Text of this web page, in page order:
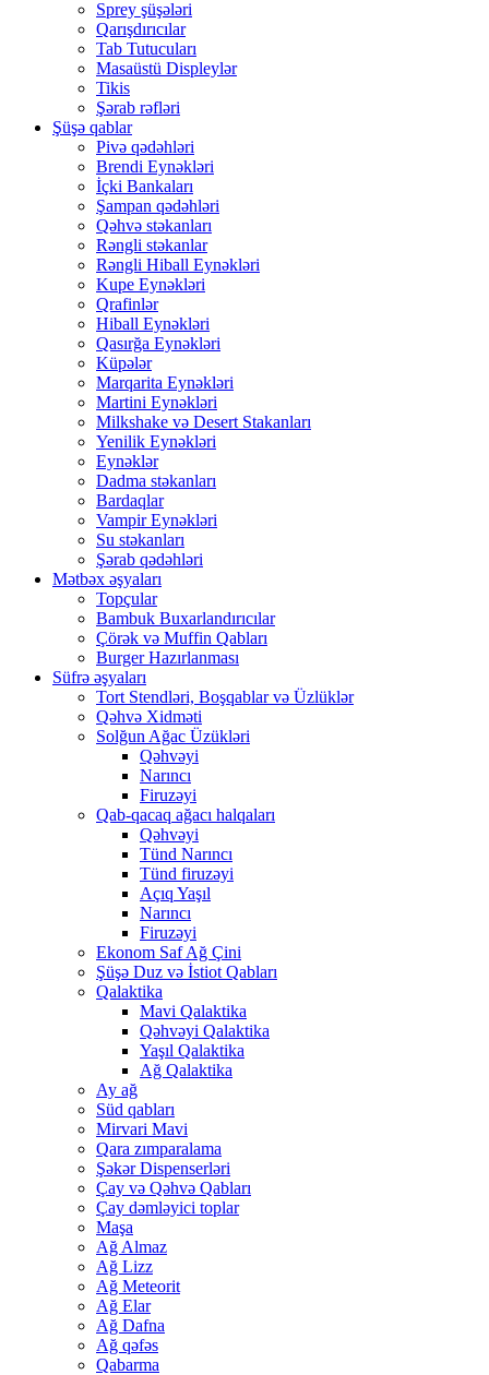
Sprey şüşələri
Qarışdırıcılar
Tab Tutucuları
Masaüstü Displeylər
Tikis
Şərab rəfləri
Şüşə qablar
Pivə qədəhləri
Brendi Eynəkləri
İçki Bankaları
Şampan qədəhləri
Qəhvə stəkanları
Rəngli stəkanlar
Rəngli Hiball Eynəkləri
Kupe Eynəkləri
Qrafinlər
Hiball Eynəkləri
Qasırğa Eynəkləri
Küpələr
Marqarita Eynəkləri
Martini Eynəkləri
Milkshake və Desert Stakanları
Yenilik Eynəkləri
Eynəklər
Dadma stəkanları
Bardaqlar
Vampir Eynəkləri
Su stəkanları
Şərab qədəhləri
Mətbəx əşyaları
Topçular
Bambuk Buxarlandırıcılar
Çörək və Muffin Qabları
Burger Hazırlanması
Süfrə əşyaları
Tort Stendləri, Boşqablar və Üzlüklər
Qəhvə Xidməti
Solğun Ağac Üzükləri
Qəhvəyi
Narıncı
Firuzəyi
Qab-qacaq ağacı halqaları
Qəhvəyi
Tünd Narıncı
Tünd firuzəyi
Açıq Yaşıl
Narıncı
Firuzəyi
Ekonom Saf Ağ Çini
Şüşə Duz və İstiot Qabları
Qalaktika
Mavi Qalaktika
Qəhvəyi Qalaktika
Yaşıl Qalaktika
Ağ Qalaktika
Ay ağ
Süd qabları
Mirvari Mavi
Qara zımparalama
Şəkər Dispenserləri
Çay və Qəhvə Qabları
Çay dəmləyici toplar
Maşa
Ağ Almaz
Ağ Lizz
Ağ Meteorit
Ağ Elar
Ağ Dafna
Ağ qəfəs
Qabarma